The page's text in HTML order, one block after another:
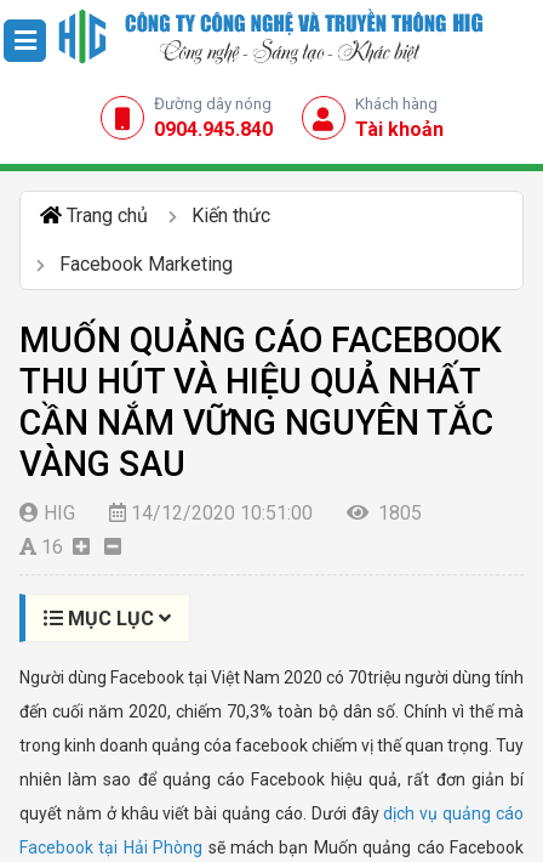
Đường dây nóng
0904.945.840
Khách hàng
Tài khoản
Trang chủ Kiến thức
Facebook Marketing
MUỐN QUẢNG CÁO FACEBOOK
THU HÚT VÀ HIỆU QUẢ NHẤT
CẦN NẮM VỮNG NGUYÊN TẮC
VÀNG SAU
HIG 14/12/2020 10:51:00
1805
16
MỤC LỤC
Người dùng Facebook tại Việt Nam 2020 có 70triệu người dùng tính
đến cuối năm 2020, chiếm 70,3% toàn bộ dân số. Chính vì thế mà
trong kinh doanh quảng cóa facebook chiếm vị thế quan trọng. Tuy
nhiên làm sao để quảng cáo Facebook hiệu quả, rất đơn giản bí
quyết nằm ở khâu viết bài quảng cáo. Dưới đâydịch vụ quảng cáo
Facebook tại Hải Phòng sẽ mách bạn Muốn quảng cáo Facebook